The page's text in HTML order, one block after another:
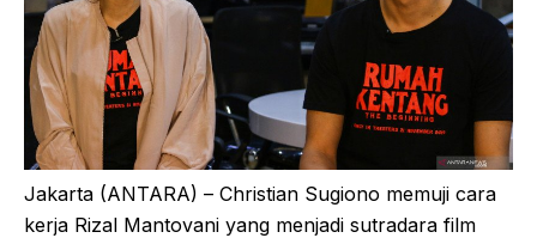
Jakarta (ANTARA) – Christian Sugiono memuji cara
kerja Rizal Mantovani yang menjadi sutradara film